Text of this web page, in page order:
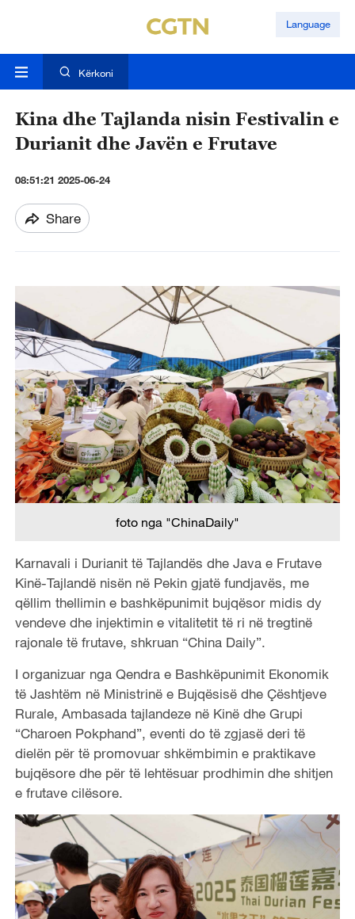
Language
Kërkoni
Kina dhe Tajlanda nisin Festivalin e
Durianit dhe Javën e Frutave
08:51:21 2025-06-24
Share
foto nga "ChinaDaily"
Karnavali i Durianit të Tajlandës dhe Java e Frutave
Kinë-Tajlandë nisën në Pekin gjatë fundjavës, me
qëllim thellimin e bashkëpunimit bujqësor midis dy
vendeve dhe injektimin e vitalitetit të ri në tregtinë
rajonale të frutave, shkruan “China Daily”.
I organizuar nga Qendra e Bashkëpunimit Ekonomik
të Jashtëm në Ministrinë e Bujqësisë dhe Çështjeve
Rurale, Ambasada tajlandeze në Kinë dhe Grupi
“Charoen Pokphand”, eventi do të zgjasë deri të
dielën për të promovuar shkëmbimin e praktikave
bujqësore dhe për të lehtësuar prodhimin dhe shitjen
e frutave cilësore.